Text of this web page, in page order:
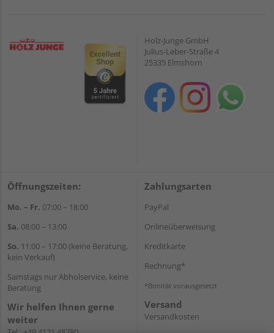
Holz-Junge GmbH
Julius-Leber-Straße 4
25335 Elmshorn
Öffnungszeiten:
Mo. – Fr. 07:00 – 18:00
Sa. 08:00 – 13:00
So. 11:00 – 17:00 (keine Beratung,
kein Verkauf)
Samstags nur Abholservice, keine
Beratung
Wir helfen Ihnen gerne
weiter
Zahlungsarten
PayPal
Onlineüberweisung
Kreditkarte
Rechnung*
*Bonität vorausgesetzt
Versand
Versandkosten